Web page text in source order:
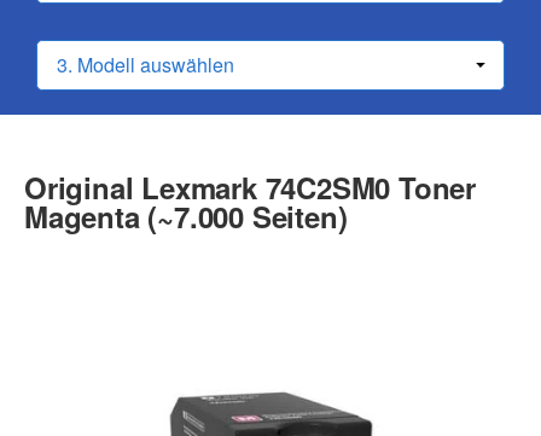
Original Lexmark 74C2SM0 Toner
Magenta (~7.000 Seiten)